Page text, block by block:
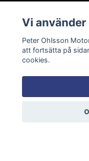
Vi
Peter Ohlsson
att fortsätta på
cookies.